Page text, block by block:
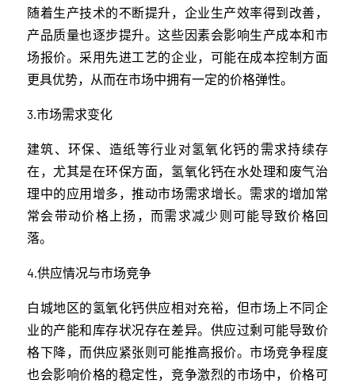
随着生产技术的不断提升，企业生产效率得到改善，
产品质量也逐步提升。这些因素会影响生产成本和市
场报价。采用先进工艺的企业，可能在成本控制方面
更具优势，从而在市场中拥有一定的价格弹性。
3.市场需求变化
建筑、环保、造纸等行业对氢氧化钙的需求持续存
在，尤其是在环保方面，氢氧化钙在水处理和废气治
理中的应用增多，推动市场需求增长。需求的增加常
常会带动价格上扬，而需求减少则可能导致价格回
落。
4.供应情况与市场竞争
白城地区的氢氧化钙供应相对充裕，但市场上不同企
业的产能和库存状况存在差异。供应过剩可能导致价
格下降，而供应紧张则可能推高报价。市场竞争程度
也会影响价格的稳定性，竞争激烈的市场中，价格可